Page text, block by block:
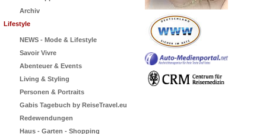
Archiv
Lifestyle
NEWS - Mode & Lifestyle
Savoir Vivre
Abenteuer & Events
Living & Styling
Personen & Portraits
Gabis Tagebuch by ReiseTravel.eu
Redewendungen
Haus - Garten - Shopping